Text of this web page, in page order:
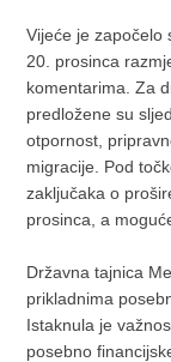
Vijeće je započelo
20. prosinca
komentarima. Za
predložene su
otpornost,
migracije. Pod
zaključaka o
prosinca, a
Državna tajnica
prikladnima
Istaknula je
posebno